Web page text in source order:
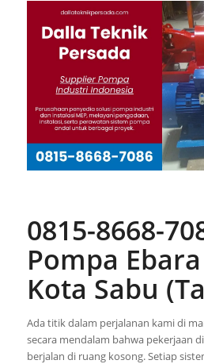
0815-8668-
Pompa
Kota Sabu
Ada titik dalam perjalanan kami di
secara mendalam bahwa pekerjaan
berjalan di ruang kosong. Setiap